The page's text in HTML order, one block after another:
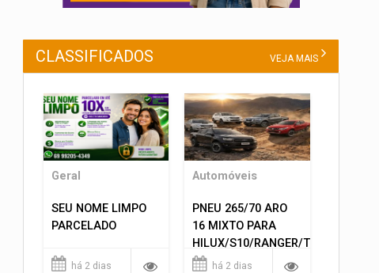
CLASSIFICADOS VEJA MAIS
Geral
SEU NOME LIMPO
PARCELADO
há 2 dias
Automóveis
PNEU 265/70 ARO
16 MIXTO PARA
HILUX/S10/RANGER/TRITON
ETC... MONTAGEM
há 2 dias